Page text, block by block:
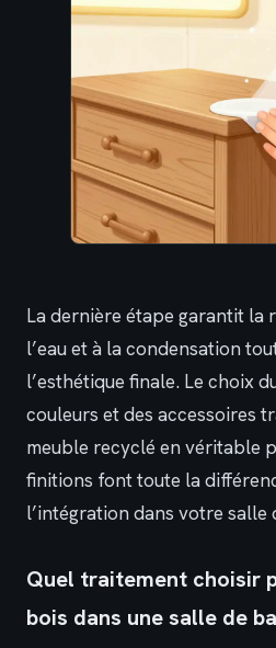
La dernière étape garantit la
l’eau et à la condensation
l’esthétique finale. Le choix
couleurs et des accessoires
meuble recyclé en véritable
finitions font toute la
l’intégration dans votre salle
Quel traitement choisir
bois dans une salle de